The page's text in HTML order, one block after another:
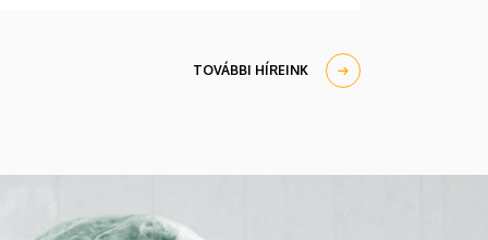
Általános Orvostudományi Kar sokszínű
Terápiás Központban.
TOVÁBBI HÍREINK